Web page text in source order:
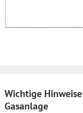
Wichtige
Gasanlage